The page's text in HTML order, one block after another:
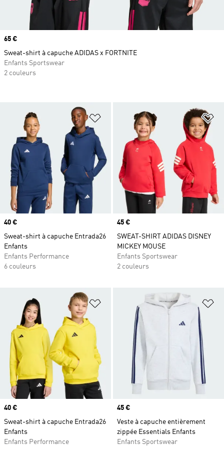
Ajouter à la Liste de produits
Prix
40 €
Sweat-shirt à capuche Entrada26
Enfants
Enfants Performance
6 couleurs
Prix
45 €
SWEAT-SHIRT ADIDAS DISNEY
MICKEY MOUSE
Enfants Sportswear
2 couleurs
Ajouter à la Liste de produits
Prix
40 €
Sweat-shirt à capuche Entrada26
Enfants
Enfants Performance
Prix
45 €
Veste à capuche entièrement
zippée Essentials Enfants
Enfants Sportswear
Prix
65 €
Sweat-shirt à capuche ADIDAS x FORTNITE
Enfants Sportswear
2 couleurs